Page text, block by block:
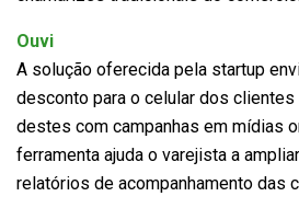
Ouvi
A solução oferecida pela startup
desconto para o celular dos clientes
destes com campanhas em mídias
ferramenta ajuda o varejista a
relatórios de acompanhamento das